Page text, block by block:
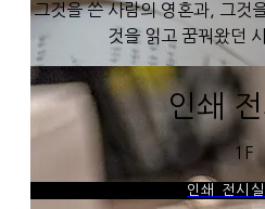
그것을 쓴 사람의 영혼과, 그것
것을 읽고 꿈꿔왔던
인쇄
1F
인쇄 전시